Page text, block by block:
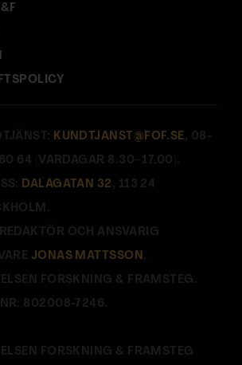
KUNDTJANST@FOF.SE , 08-
64 (VARDAGAR 8.30–17.00).
DALAGATAN 32 , 113 24
OCH ANSVARIG
JONAS MATTSSON .
FORSKNING & FRAMSTEG.
802008-7246.
FORSKNING & FRAMSTEG